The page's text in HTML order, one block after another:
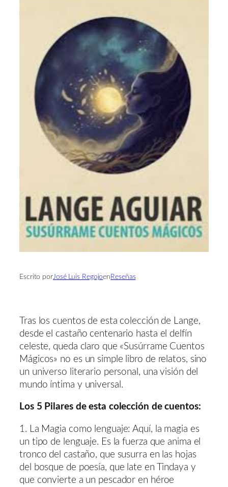
Escrito porJosé Luis Regojoen Reseñas
Tras los cuentos de esta colección de Lange,
desde el castaño centenario hasta el delfín
celeste, queda claro que «Susúrrame Cuentos
Mágicos» no es un simple libro de relatos, sino
un universo literario personal, una visión del
mundo íntima y universal.
Los 5 Pilares de esta colección de cuentos:
1. La Magia como lenguaje: Aquí, la magia es
un tipo de lenguaje. Es la fuerza que anima el
tronco del castaño, que susurra en las hojas
del bosque de poesía, que late en Tindaya y
que convierte a un pescador en héroe